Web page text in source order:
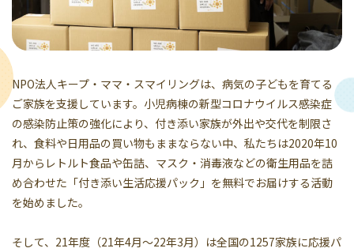
NPO法人キープ・ママ・スマイリングは、病気の子どもを育てる
ご家族を支援しています。小児病棟の新型コロナウイルス感染症
の感染防止策の強化により、付き添い家族が外出や交代を制限さ
れ、食料や日用品の買い物もままならない中、私たちは2020年10
月からレトルト食品や缶詰、マスク・消毒液などの衛生用品を詰
め合わせた「付き添い生活応援パック」を無料でお届けする活動
を始めました。
そして、21年度（21年4月～22年3月）は全国の1257家族に応援パ